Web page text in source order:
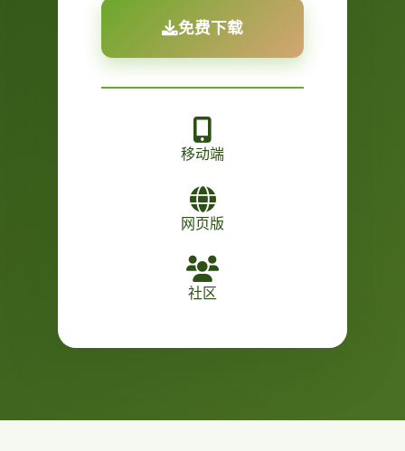
免费下载
移动端
网页版
社区